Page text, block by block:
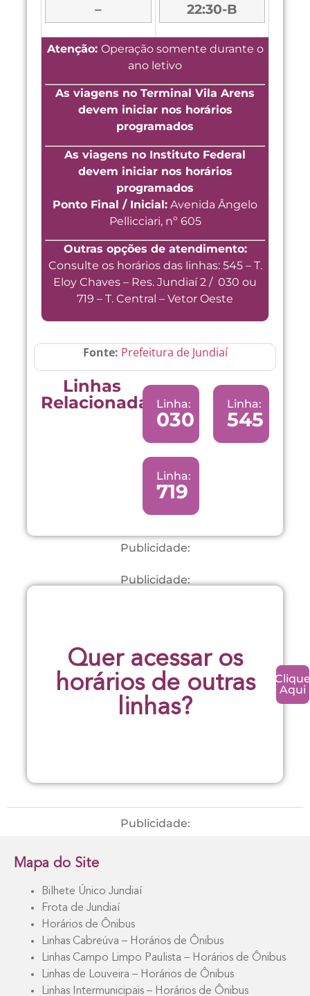
–
22:30-B
Atenção: Operação somente durante o
ano letivo
As viagens no Terminal Vila Arens
devem iniciar nos horários
programados
As viagens no Instituto Federal
devem iniciar nos horários
programados
Ponto Final / Inicial: Avenida Ângelo
Pellicciari, nº 605
Outras opções de atendimento:
Consulte os horários das linhas: 545 – T.
Eloy Chaves – Res. Jundiaí 2 / 030 ou
719 – T. Central – Vetor Oeste
Fonte: Prefeitura de Jundiaí
Linhas
Relacionadas:Linha:
030
Linha:
545
Linha:
719
Publicidade:
Publicidade:
Quer acessar os
horários de outras
linhas?
Clique
Aqui
Publicidade:
Mapa do Site
Bilhete Único Jundiaí
Frota de Jundiaí
Horários de Ônibus
Linhas Cabreúva – Horários de Ônibus
Linhas Campo Limpo Paulista – Horários de Ônibus
Linhas de Louveira – Horários de Ônibus
Linhas Intermunicipais – Horários de Ônibus